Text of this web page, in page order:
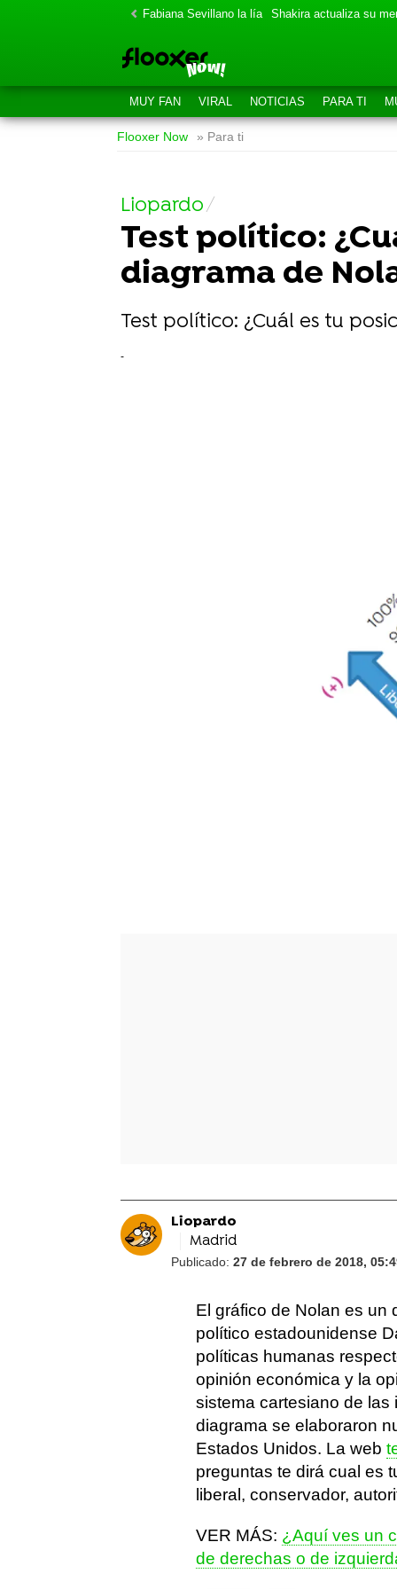
Fabiana Sevillano la lía Shakira actualiza su
MUY FAN VIRAL NOTICIAS PARA TI
Flooxer Now » Para ti
Liopardo
Test político:
diagrama de
Test político: ¿Cuál es tu
-
Liopardo
Madrid
Publicado: 27 de febrero de 2018,
El gráfico de Nolan es un
político estadounidense
políticas humanas
opinión económica y la
sistema cartesiano de
diagrama se elaboraron
Estados Unidos. La web
preguntas te dirá cual es
liberal, conservador,
VER MÁS: ¿Aquí ves un
de derechas o de